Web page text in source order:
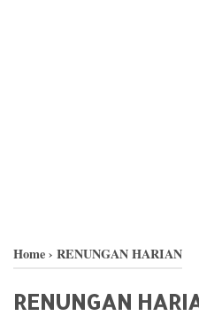
Home› RENUNGAN HARIAN
RENUNGAN